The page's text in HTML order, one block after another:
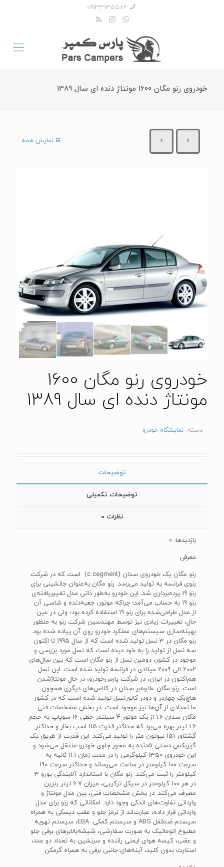
09133135582
خودروی رنو مگان 1600 مونتاژ دنده ای سال 1389
نمایش همه
خودروی رنو مگان 1600
مونتاژ دنده ای سال 1389
دسته: نمایشگاه خودرو
توضیحات
توضیحات تکمیلی
نظرات 0
بازدیدها: 0
معرفی
رنو مگان یک خودروی سدان (c cegment) است که در شرکت
رنوی فرانسه به تولید می‌رسد. رنو مگان به‌عنوان جانشینی برای
رنو 19 پرده‌برداری شد. این خودرو به‌طور ذاتی مدل تغییریافته‌ی
رنو 19 به حساب می‌آمد؛ چراکه موتور، جعبه‌دنده و شاسی آن
از مدل طراحی‌شده برای رنو 19 استفاده کرده بود؛ ولی در عین
حال، تغییرات زیادی نیز توسط مهندسین شرکت رنو به منظور
بهینه‌سازی سیستم‌های عملکرد خودرو روی آن پیاده شده بود.
رنو مگان در 3 نسل تولید شده است که از سال 1995 تا اکنون
سه نسل از تولید را به خود دیده است که نسل مورد بررسی و
موجود در کشور، دومین نسل از رنو مگان است که بین سال‌های
2002 الی 2009 میلادی در فرانسه تولید شده است. این نسل
هم‌اکنون در ایران، در شرکت پارس‌خودرو، در حال مونتاژشدن
است. رنو مگان علاوه‌بر سدان در کلاس‌های دیگری همچون
هاچ‌بک چهاردر و دودر کانورتیبل تولید شده است که در کشور
ما تعدادی از آن‌ها نیز موجود است. در بخش مشخصات فنی
مگان سدان 1.6 از یک موتور 4 سیلندر خطی 16 سوپاپ به حجم
1.6 لیتر بهره می‌برد که حداکثر قدرت 115 اسب بخار و حداکثر
گشتاور 151 نیوتون متر را تولید می‌کند. این قدرت از طریق یک
گیربکس دستی 5دنده به محور جلوی خودرو منتقل می‌شود و
این خودروی 1350 کیلوگرمی را در مدت زمان 11.1 ثانیه به
سرعت 100 کیلومتر در ساعت می‌رساند و حداکثر سرعت 190
کیلومتر را ثبت می‌کند. رنو مگان با استاندارد آلایندگی یورو 3
در هر 100 کیلومتر در سیکل ترکیبی، میزان 6.7 لیتر بنزین
مصرف می‌کند. در بخش مشخصات فنی، بین مدل مونتاژ و
وارداتی تفاوت‌های اندکی وجود دارد. امکاناتی که رنو برای مدل
وارداتی قرار داده، عبارت‌اند از ترمز جلو و عقب دیسکی به همراه
سیستم ضدقفل ABS و سیستم کمکی EBA، سیستم تهویه
مطبوع اتوماتیک به صورت سفارشی، شیشه‌بالابرهای برقی جلو
و عقب، کیسه هوای ایمنی راننده و سرنشین به تعداد دو عدد،
استارت بدون کلید، آینه‌های جانبی برقی به همراه گرمکن.